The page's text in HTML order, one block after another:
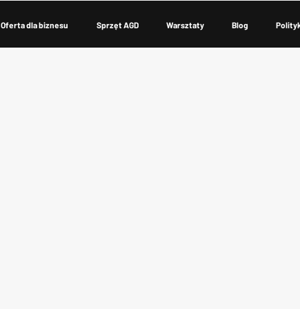
Oferta dla biznesu Sprzęt AGD Warsztaty Blog